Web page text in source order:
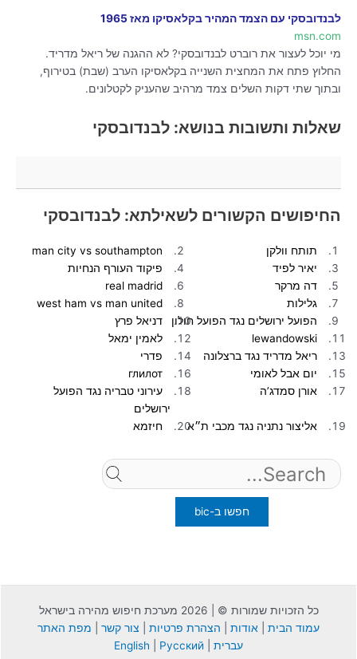
לבנדובסקי עם הצמד המהיר בקלאסיקו מאז 1965
msn.com
מי יוכל לעצור את רוברט לבנדובסקי? לא ההגנה של ריאל מדריד.
החלוץ פתח את המחצית השנייה בקלאסיקו הערב (שבת) בטירוף,
ובתוך שתי דקות השלים צמד מרהיב שהעניק לקטלונים.
שאלות ותשובות בנושא: לבנדובסקי
החיפושים הקשורים לשאילתא: לבנדובסקי
תותח וולקן
man city vs southampton
יאיר לפיד
פיקוד העורף הנחיות
דה מרקר
real madrid
גלילות
west ham vs man united
הפועל ירושלים נגד הפועל חולון
דניאל פרץ
lewandowski
לאמין ימאל
ריאל מדריד נגד ברצלונה
פדרי
יום אבל לאומי
глилот
אורן סמדג’ה
עירוני טבריה נגד הפועל
ירושלים
אליצור נתניה נגד מכבי ת״א
חיזמא
for:
כל הזכויות שמורות © | 2026 מערכת חיפוש מהירה בישראל
עמוד הבית
אודות הצהרת פרטיות צור קשר
מפת האתר
עברית
English Русский